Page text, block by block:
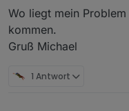
Hit:6 https://
Get:7 https://
Get:8 https://
Reading
Wo liegt mein
kommen.
Gruß Michael
1 Antwort